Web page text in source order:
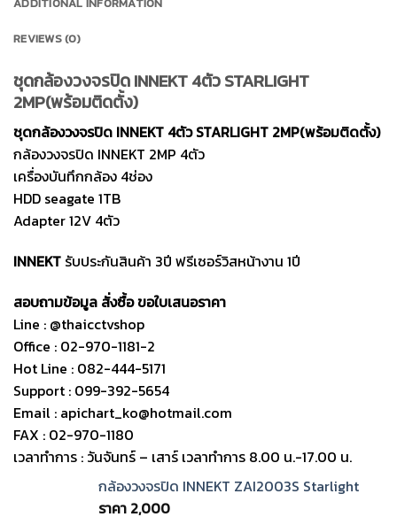
REVIEWS (0)
ชุดกล้องวงจรปิด INNEKT 4ตัว STARLIGHT
2MP(พร้อมติดตั้ง)
ชุดกล้องวงจรปิด INNEKT 4ตัว STARLIGHT 2MP(พร้อมติดตั้ง)
กล้องวงจรปิด INNEKT 2MP 4ตัว
เครื่องบันทึกกล้อง 4ช่อง
HDD seagate 1TB
Adapter 12V 4ตัว
INNEKT รับประกันสินค้า 3ปี ฟรีเซอร์วิสหน้างาน 1ปี
สอบถามข้อมูล สั่งซื้อ ขอใบเสนอราคา
Line : @thaicctvshop
Office : 02-970-1181-2
Hot Line : 082-444-5171
Support : 099-392-5654
Email : apichart_ko@hotmail.com
FAX : 02-970-1180
เวลาทำการ : วันจันทร์ – เสาร์ เวลาทำการ 8.00 น.-17.00 น.
กล้องวงจรปิด INNEKT ZAI2003S Starlight
ราคา 2,000